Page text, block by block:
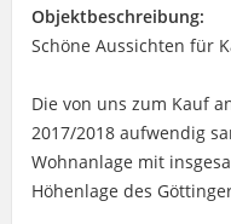
Objektbeschreibung:
Schöne Aussichten für
Die von uns zum Kauf
2017/2018 aufwendig
Wohnanlage mit
Höhenlage des